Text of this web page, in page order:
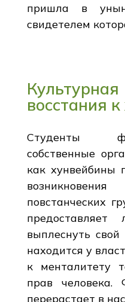
пришла в
свидетелем
восстания к
Студенты
собственные
как хунвейбины
повстанческих
предоставляет
выплеснуть
находится у
к менталитету
прав человека.
перерастает в